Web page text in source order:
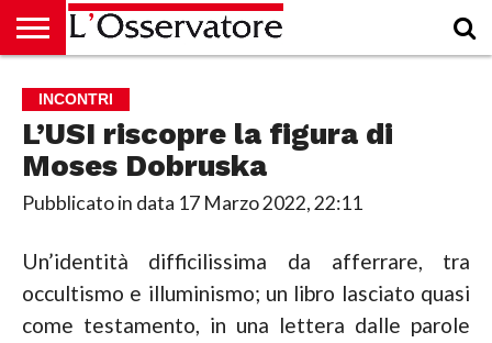
CULTURA
ECONOMIA
RUBRICHE
ARCHIVIO
PODCAST
ABBONAMENTO
CHI
SIAMO
ACCEDI
INCONTRI
L’USI riscopre la figura di
Moses Dobruska
Pubblicato in data 17 Marzo 2022, 22:11
Un’identità difficilissima da afferrare, tra
occultismo e illuminismo; un libro lasciato quasi
come testamento, in una lettera dalle parole